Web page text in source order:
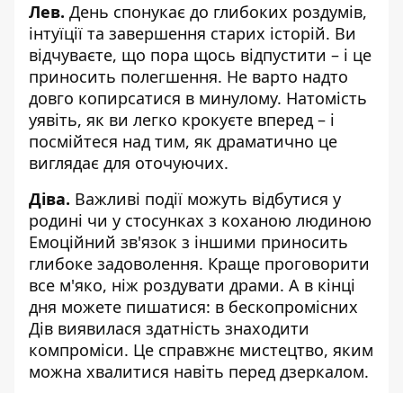
Лев. День спонукає до глибоких роздумів,
інтуїції та завершення старих історій. Ви
відчуваєте, що пора щось відпустити – і це
приносить полегшення. Не варто надто
довго копирсатися в минулому. Натомість
уявіть, як ви легко крокуєте вперед – і
посмійтеся над тим, як драматично це
виглядає для оточуючих.
Діва. Важливі події можуть відбутися у
родині чи у стосунках з коханою людиною
Емоційний зв'язок з іншими приносить
глибоке задоволення. Краще проговорити
все м'яко, ніж роздувати драми. А в кінці
дня можете пишатися: в бескопромісних
Дів виявилася здатність знаходити
компроміси. Це справжнє мистецтво, яким
можна хвалитися навіть перед дзеркалом.